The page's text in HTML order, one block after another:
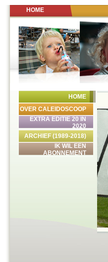
HOME
HOME
OVER CALEIDOSCOOP
EXTRA EDITIE 20 IN
2020
ARCHIEF (1989-2018)
IK WIL EEN
ABONNEMENT